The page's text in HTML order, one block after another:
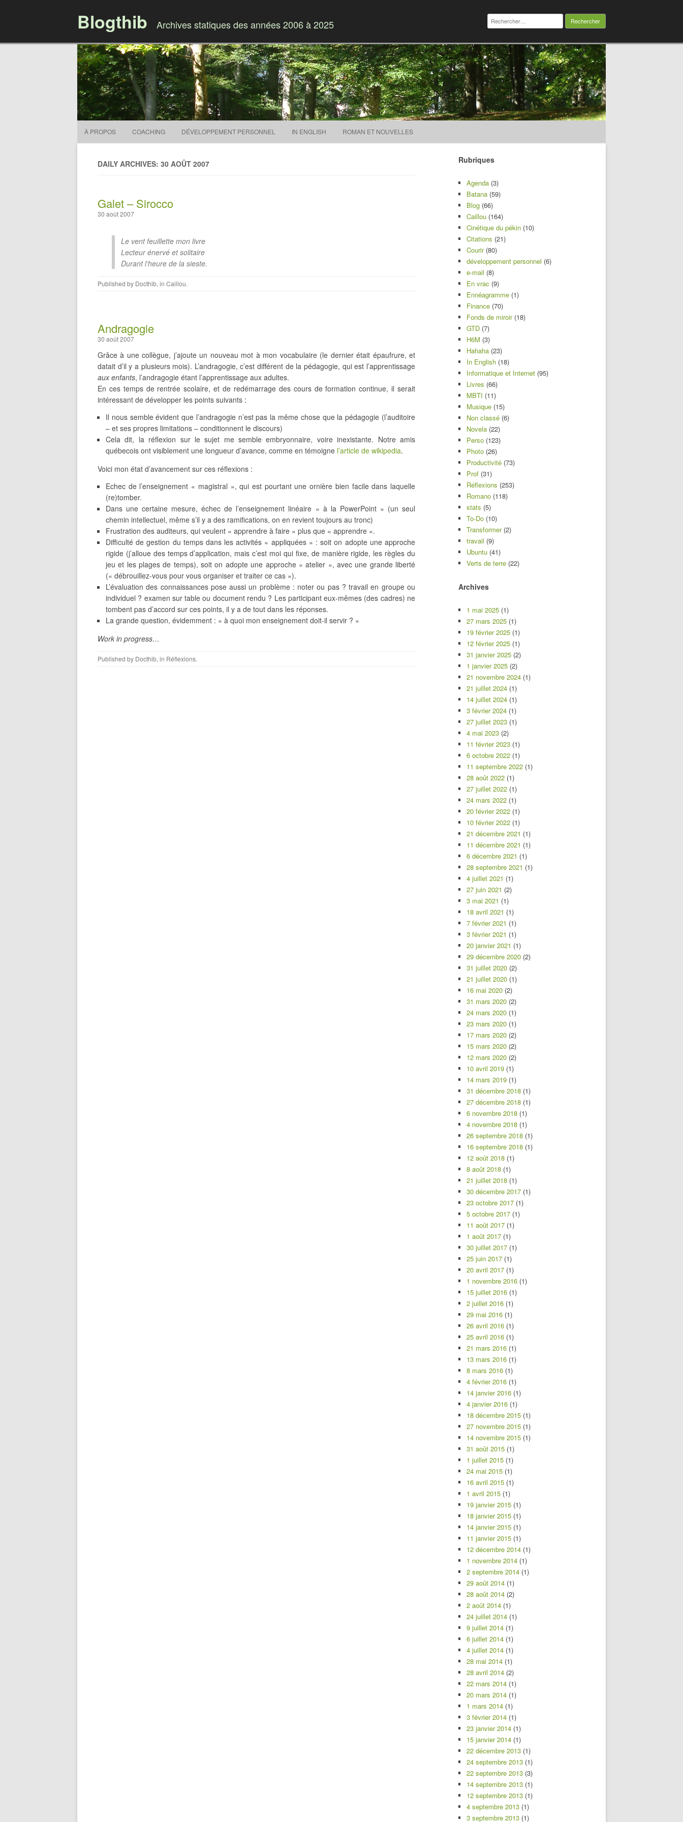
Blogthib Archives statiques des années 2006 à 2025
Rechercher :
À PROPOS COACHING DÉVELOPPEMENT PERSONNEL IN ENGLISH ROMAN ET NOUVELLES
DAILY ARCHIVES: 30 AOÛT 2007
Galet – Sirocco
30 août 2007
Le vent feuillette mon livre
Lecteur énervé et solitaire
Durant l’heure de la sieste.
Published by Docthib, in Caillou.
Andragogie
30 août 2007
Grâce à une collègue, j’ajoute un nouveau mot à mon vocabulaire (le dernier était épaufrure, et
datait d’il y a plusieurs mois). L’andragogie, c’est différent de la pédagogie, qui est l’apprentissage
aux enfants, l’andragogie étant l’apprentissage aux adultes.
En ces temps de rentrée scolaire, et de redémarrage des cours de formation continue, il serait
intéressant de développer les points suivants :
Il nous semble évident que l’andragogie n’est pas la même chose que la pédagogie (l’auditoire
– et ses propres limitations – conditionnent le discours)
Cela dit, la réflexion sur le sujet me semble embryonnaire, voire inexistante. Notre amis
québecois ont visiblement une longueur d’avance, comme en témoigne l’article de wikipedia.
Voici mon état d’avancement sur ces réflexions :
Echec de l’enseignement « magistral », qui est pourtant une ornière bien facile dans laquelle
(re)tomber.
Dans une certaine mesure, échec de l’enseignement linéaire « à la PowerPoint » (un seul
chemin intellectuel, même s’il y a des ramifications, on en revient toujours au tronc)
Frustration des auditeurs, qui veulent « apprendre à faire » plus que « apprendre ».
Difficulté de gestion du temps dans les activités « appliquées » : soit on adopte une approche
rigide (j’alloue des temps d’application, mais c’est moi qui fixe, de manière rigide, les règles du
jeu et les plages de temps), soit on adopte une approche « atelier », avec une grande liberté
(« débrouillez-vous pour vous organiser et traiter ce cas »).
L’évaluation des connaissances pose aussi un problème : noter ou pas ? travail en groupe ou
individuel ? examen sur table ou document rendu ? Les participant eux-mêmes (des cadres) ne
tombent pas d’accord sur ces points, il y a de tout dans les réponses.
La grande question, évidemment : « à quoi mon enseignement doit-il servir ? »
Work in progress…
Published by Docthib, in Réflexions.
Rubriques
Agenda (3)
Batana (59)
Blog (66)
Caillou (164)
Cinétique du pékin (10)
Citations (21)
Courir(80)
développement personnel (6)
e-mail (8)
En vrac (9)
Ennéagramme (1)
Finance (70)
Fonds de miroir(18)
GTD (7)
H6M (3)
Hahaha (23)
In English (18)
Informatique et Internet (95)
Livres (66)
MBTI (11)
Musique (15)
Non classé (6)
Novela (22)
Perso (123)
Photo (26)
Productivité (73)
Prof (31)
Réflexions (253)
Romano (118)
stats (5)
To-Do (10)
Transformer(2)
travail (9)
Ubuntu (41)
Verts de terre (22)
Archives
1 mai 2025 (1)
27 mars 2025 (1)
19 février 2025 (1)
12 février 2025 (1)
31 janvier 2025 (2)
1 janvier 2025 (2)
21 novembre 2024 (1)
21 juillet 2024 (1)
14 juillet 2024 (1)
3 février 2024 (1)
27 juillet 2023 (1)
4 mai 2023 (2)
11 février 2023 (1)
6 octobre 2022 (1)
11 septembre 2022 (1)
28 août 2022 (1)
27 juillet 2022 (1)
24 mars 2022 (1)
20 février 2022 (1)
10 février 2022 (1)
21 décembre 2021 (1)
11 décembre 2021 (1)
6 décembre 2021 (1)
28 septembre 2021 (1)
4 juillet 2021 (1)
27 juin 2021 (2)
3 mai 2021 (1)
18 avril 2021 (1)
7 février 2021 (1)
3 février 2021 (1)
20 janvier 2021 (1)
29 décembre 2020 (2)
31 juillet 2020 (2)
21 juillet 2020 (1)
16 mai 2020 (2)
31 mars 2020 (2)
24 mars 2020 (1)
23 mars 2020 (1)
17 mars 2020 (2)
15 mars 2020 (2)
12 mars 2020 (2)
10 avril 2019 (1)
14 mars 2019 (1)
31 décembre 2018 (1)
27 décembre 2018 (1)
6 novembre 2018 (1)
4 novembre 2018 (1)
26 septembre 2018 (1)
16 septembre 2018 (1)
12 août 2018 (1)
8 août 2018 (1)
21 juillet 2018 (1)
30 décembre 2017 (1)
23 octobre 2017 (1)
5 octobre 2017 (1)
11 août 2017 (1)
1 août 2017 (1)
30 juillet 2017 (1)
25 juin 2017 (1)
20 avril 2017 (1)
1 novembre 2016 (1)
15 juillet 2016 (1)
2 juillet 2016 (1)
29 mai 2016 (1)
26 avril 2016 (1)
25 avril 2016 (1)
21 mars 2016 (1)
13 mars 2016 (1)
8 mars 2016 (1)
4 février 2016 (1)
14 janvier 2016 (1)
4 janvier 2016 (1)
18 décembre 2015 (1)
27 novembre 2015 (1)
14 novembre 2015 (1)
31 août 2015 (1)
1 juillet 2015 (1)
24 mai 2015 (1)
16 avril 2015 (1)
1 avril 2015 (1)
19 janvier 2015 (1)
18 janvier 2015 (1)
14 janvier 2015 (1)
11 janvier 2015 (1)
12 décembre 2014 (1)
1 novembre 2014 (1)
2 septembre 2014 (1)
29 août 2014 (1)
28 août 2014 (2)
2 août 2014 (1)
24 juillet 2014 (1)
9 juillet 2014 (1)
6 juillet 2014 (1)
4 juillet 2014 (1)
28 mai 2014 (1)
28 avril 2014 (2)
22 mars 2014 (1)
20 mars 2014 (1)
1 mars 2014 (1)
3 février 2014 (1)
23 janvier 2014 (1)
15 janvier 2014 (1)
22 décembre 2013 (1)
24 septembre 2013 (1)
22 septembre 2013 (3)
14 septembre 2013 (1)
12 septembre 2013 (1)
4 septembre 2013 (1)
3 septembre 2013 (1)